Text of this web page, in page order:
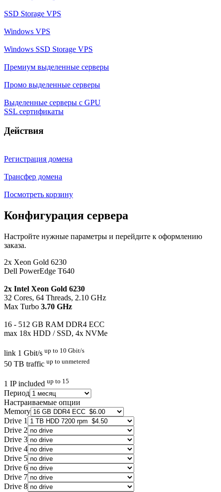
SSD Storage VPS
Windows VPS
Windows SSD Storage VPS
Премиум выделенные серверы
Промо выделенные серверы
Выделенные серверы с GPU
SSL сертификаты
Действия
Регистрация домена
Трансфер домена
Посмотреть корзину
Конфигурация сервера
Настройте нужные параметры и перейдите к оформлению
заказа.
2x Xeon Gold 6230
Dell PowerEdge T640
2x Intel Xeon Gold 6230
32 Cores, 64 Threads, 2.10 GHz
Max Turbo 3.70 GHz
16 - 512 GB RAM DDR4 ECC
max 18x HDD / SSD, 4x NVMe
link 1 Gbit/s up to 10 Gbit/s
50 TB traffic up to unmetered
1 IP included up to 15
Период
Настраиваемые опции
Memory
Drive 1
Drive 2
Drive 3
Drive 4
Drive 5
Drive 6
Drive 7
Drive 8